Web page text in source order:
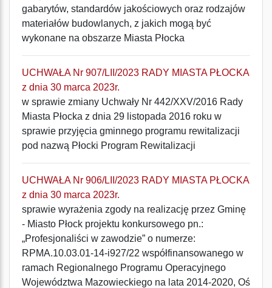
gabarytów, standardów jakościowych oraz rodzajów
materiałów budowlanych, z jakich mogą być
wykonane na obszarze Miasta Płocka
UCHWAŁA Nr 907/LII/2023 RADY MIASTA PŁOCKA
z dnia 30 marca 2023r.
w sprawie zmiany Uchwały Nr 442/XXV/2016 Rady
Miasta Płocka z dnia 29 listopada 2016 roku w
sprawie przyjęcia gminnego programu rewitalizacji
pod nazwą Płocki Program Rewitalizacji
UCHWAŁA Nr 906/LII/2023 RADY MIASTA PŁOCKA
z dnia 30 marca 2023r.
sprawie wyrażenia zgody na realizację przez Gminę
- Miasto Płock projektu konkursowego pn.:
„Profesjonaliści w zawodzie” o numerze:
RPMA.10.03.01-14-i927/22 współfinansowanego w
ramach Regionalnego Programu Operacyjnego
Województwa Mazowieckiego na lata 2014-2020, Oś